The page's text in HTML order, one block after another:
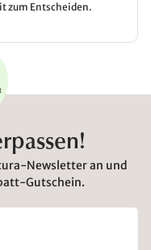
zum Entscheiden.
Newsletter an und
Gutschein.